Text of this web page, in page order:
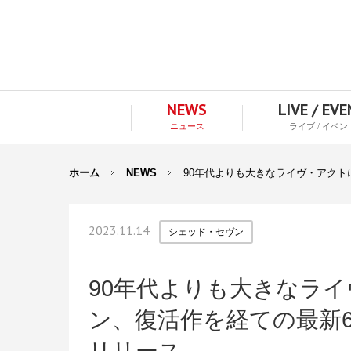
NEWS
ニュース
LIVE /
ライブ / イベン
ホーム NEWS 90年代よりも大きなライヴ・アク
2023.11.14 シェッド・セヴン
90年代よりも大きなラ
ン、復活作を経ての最